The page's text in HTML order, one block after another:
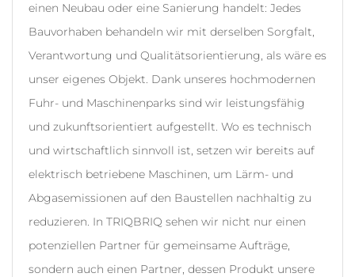
einen Neubau oder eine Sanierung handelt: Jedes
Bauvorhaben behandeln wir mit derselben Sorgfalt,
Verantwortung und Qualitätsorientierung, als wäre es
unser eigenes Objekt. Dank unseres hochmodernen
Fuhr- und Maschinenparks sind wir leistungsfähig
und zukunftsorientiert aufgestellt. Wo es technisch
und wirtschaftlich sinnvoll ist, setzen wir bereits auf
elektrisch betriebene Maschinen, um Lärm- und
Abgasemissionen auf den Baustellen nachhaltig zu
reduzieren. In TRIQBRIQ sehen wir nicht nur einen
potenziellen Partner für gemeinsame Aufträge,
sondern auch einen Partner, dessen Produkt unsere